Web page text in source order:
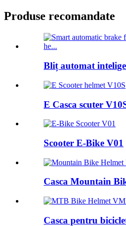
Produse recomandate
Bliț automat
E Casca scuter
Scooter E-Bike V01
Casca Mountain
Casca pentru